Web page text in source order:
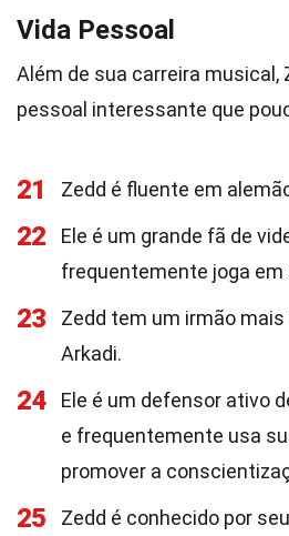
Vida Pessoal
Além de sua carreira musical,
pessoal interessante que
21 Zedd é fluente em
22
Ele é um grande fã de
frequentemente joga em
23
Zedd tem um irmão
Arkadi.
24
Ele é um defensor ativo
e frequentemente usa
promover a
25
Zedd é conhecido por